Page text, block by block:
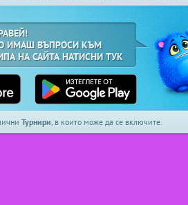
ИМАШ ВЪПРОСИ КЪМ
НА САЙТА НАТИСНИ ТУК
Турнири, в които може да се включите.